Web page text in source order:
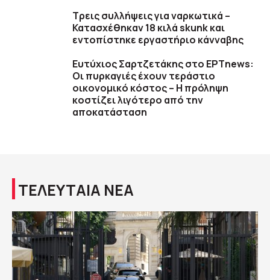
Τρεις συλλήψεις για ναρκωτικά –
Κατασχέθηκαν 18 κιλά skunk και
εντοπίστηκε εργαστήριο κάνναβης
Ευτύχιος Σαρτζετάκης στο ΕΡΤnews:
Οι πυρκαγιές έχουν τεράστιο
οικονομικό κόστος – Η πρόληψη
κοστίζει λιγότερο από την
αποκατάσταση
ΤΕΛΕΥΤΑΙΑ ΝΕΑ